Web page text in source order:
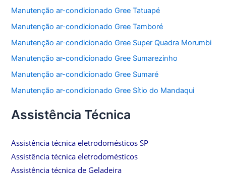
Manutenção ar-condicionado Gree Tatuapé
Manutenção ar-condicionado Gree Tamboré
Manutenção ar-condicionado Gree Super Quadra Morumbi
Manutenção ar-condicionado Gree Sumarezinho
Manutenção ar-condicionado Gree Sumaré
Manutenção ar-condicionado Gree Sítio do Mandaqui
Assistência Técnica
Assistência técnica eletrodomésticos SP
Assistência técnica eletrodomésticos
Assistência técnica de Geladeira